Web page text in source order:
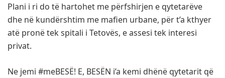
Plani i ri do të hartohet me përfshirjen e qytetarëve
dhe në kundërshtim me mafien urbane, për t’a kthyer
atë pronë tek spitali i Tetovës, e assesi tek interesi
privat.
Ne jemi #meBESË! E, BESËN i’a kemi dhënë qytetarit që